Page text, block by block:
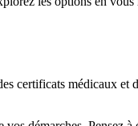
certificats médicaux et